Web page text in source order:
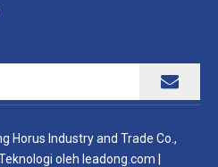
Horus Industry and Trade Co.,
oleh leadong.com